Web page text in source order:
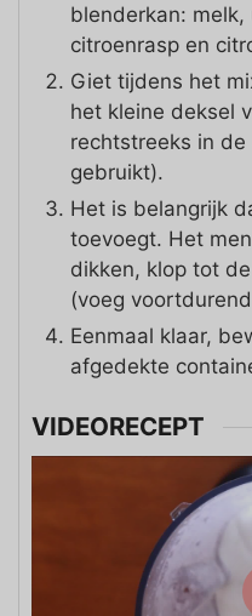
blenderkan:
citroenrasp en
Giet tijdens het
het kleine deksel
rechtstreeks in
gebruikt).
Het is belangrijk
toevoegt. Het
dikken, klop tot
(voeg
Eenmaal klaar,
afgedekte
VIDEORECEPT